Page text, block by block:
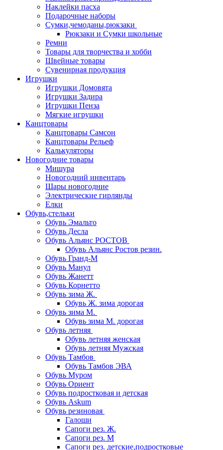
Наклейки пасха
Подарочные наборы
Сумки,чемоданы,рюкзаки
Рюкзаки и Сумки школьные
Ремни
Товары для творчества и хобби
Швейные товары
Сувенирная продукция
Игрушки
Игрушки Домовята
Игрушки Задира
Игрушки Пенза
Мягкие игрушки
Канцтовары
Канцтовары Самсон
Канцтовары Рельеф
Калькуляторы
Новогодние товары
Мишура
Новогодний инвентарь
Шары новогодние
Электрические гирлянды
Елки
Обувь,стельки
Обувь Эмальто
Обувь Десла
Обувь Альянс РОСТОВ
Обувь Альянс Ростов резин.
Обувь Гранд-М
Обувь Манул
Обувь Жанетт
Обувь Корнетто
Обувь зима Ж.
Обувь Ж. зима дорогая
Обувь зима М.
Обувь зима М. дорогая
Обувь летняя
Обувь летняя женская
Обувь летняя Мужская
Обувь Тамбов
Обувь Тамбов ЭВА
Обувь Муром
Обувь Ориент
Обувь подростковая и детская
Обувь Askum
Обувь резиновая
Галоши
Сапоги рез. Ж.
Сапоги рез. М
Сапоги рез. детские,подростковые